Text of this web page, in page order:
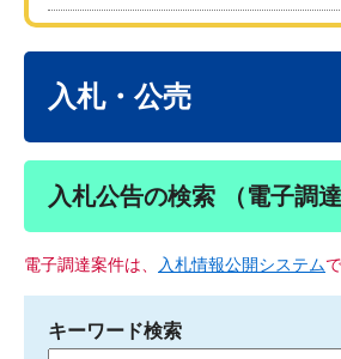
入札・公売
入札公告の検索 （電子調達
電子調達案件は、 入札情報公開システム
キーワード検索